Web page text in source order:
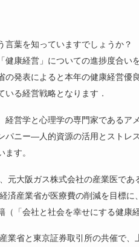
言葉を知っていますでしょうか
健康経営」についての進捗度合
の発表によると本年の健康経営優
いる経営戦略となります．
経営学と心理学の専門家であるア
パニー―人的資源の活用とストレ
す。
元大阪ガス株式会社の産業医であ
済産業省が医療費の削減を目標
（「会社と社会を幸せにする健康
業省と東京証券取引所の共催で